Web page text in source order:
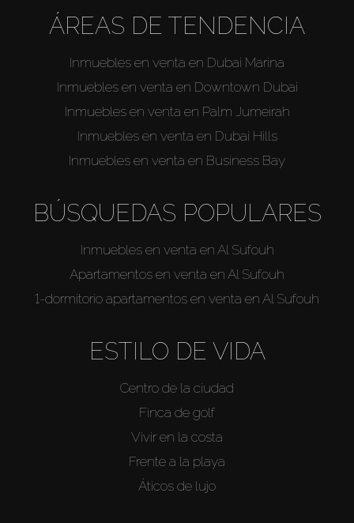
ÁREAS DE TENDENCIA
Inmuebles en venta en Dubai Marina
Inmuebles en venta en Downtown Dubai
Inmuebles en venta en Palm Jumeirah
Inmuebles en venta en Dubai Hills
Inmuebles en venta en Business Bay
BÚSQUEDAS POPULARES
Inmuebles en venta en Al Sufouh
Apartamentos en venta en Al Sufouh
1-dormitorio apartamentos en venta en Al Sufouh
ESTILO DE VIDA
Centro de la ciudad
Finca de golf
Vivir en la costa
Frente a la playa
Áticos de lujo